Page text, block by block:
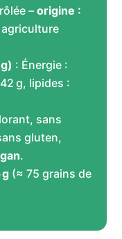
–origine :
agriculture
: Énergie :
g, lipides :
sans
gluten,
.
g (≈ 75 grains de